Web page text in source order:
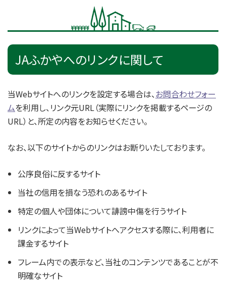
JAふかやへのリンクに関して
当Webサイトへのリンクを設定する場合は、お問合わせフォー
ムを利用し、リンク元URL（実際にリンクを掲載するページの
URL）と、所定の内容をお知らせください。
なお、以下のサイトからのリンクはお断りいたしております。
公序良俗に反するサイト
当社の信用を損なう恐れのあるサイト
特定の個人や団体について誹謗中傷を行うサイト
リンクによって当Webサイトへアクセスする際に、利用者に
課金するサイト
フレーム内での表示など、当社のコンテンツであることが不
明確なサイト